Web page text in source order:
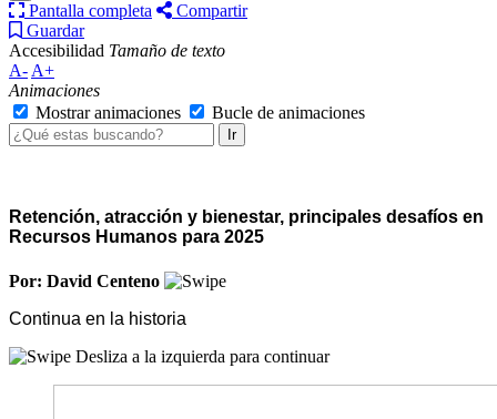
Pantalla completa
Compartir
Guardar
Accesibilidad Tamaño de texto
A- A+
Animaciones
Mostrar animaciones
Bucle de animaciones
Ir
Retención, atracción y bienestar, principales desafíos en
Recursos Humanos para 2025
Por: David Centeno
Continua en la historia
Desliza a la izquierda para continuar